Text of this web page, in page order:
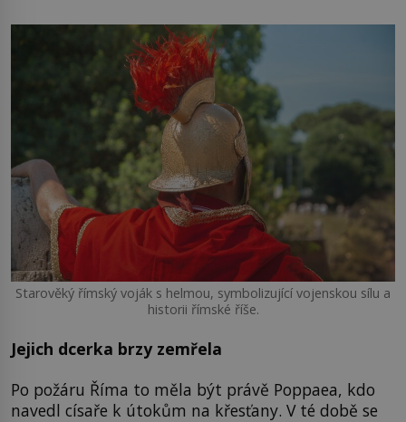
Starověký římský voják s helmou, symbolizující vojenskou sílu a
historii římské říše.
Jejich dcerka brzy zemřela
Po požáru Říma to měla být právě Poppaea, kdo
navedl císaře k útokům na křesťany. V té době se